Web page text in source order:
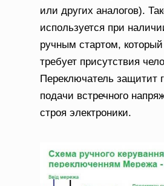
или других аналогов).
используется при
ручным стартом,
требует присутствия
Переключатель защитит
подачи встречного
строя электроники.